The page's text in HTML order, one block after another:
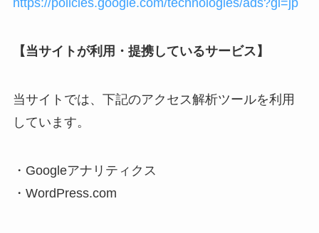
https://policies.google.com/technologies/ads?gl=jp
【当サイトが利用・提携しているサービス】
当サイトでは、下記のアクセス解析ツールを利用
しています。
・Googleアナリティクス
・WordPress.com